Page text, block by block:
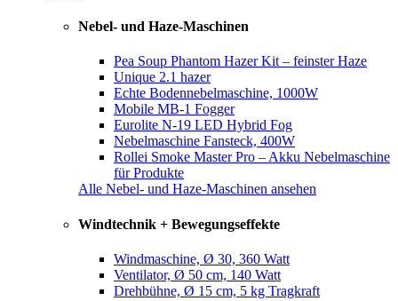
Nebel- und Haze-Maschinen
Pea Soup Phantom Hazer Kit – feinster Haze
Unique 2.1 hazer
Echte Bodennebelmaschine, 1000W
Mobile MB-1 Fogger
Eurolite N-19 LED Hybrid Fog
Nebelmaschine Fansteck, 400W
Rollei Smoke Master Pro – Akku Nebelmaschine
für Produkte
Alle Nebel- und Haze-Maschinen ansehen
Windtechnik + Bewegungseffekte
Windmaschine, Ø 30, 360 Watt
Ventilator, Ø 50 cm, 140 Watt
Drehbühne, Ø 15 cm, 5 kg Tragkraft